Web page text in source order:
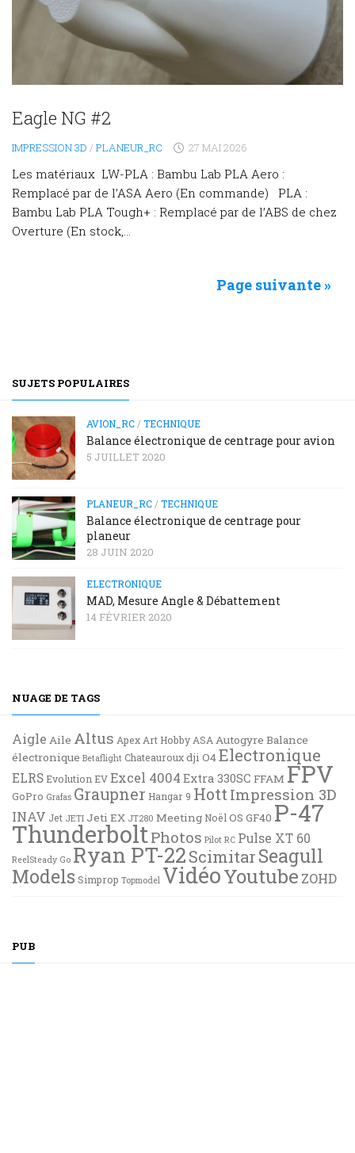
Eagle NG #2
IMPRESSION 3D /PLANEUR_RC 27 MAI 2026
Les matériaux LW-PLA : Bambu Lab PLA Aero :
Remplacé par de l’ASA Aero (En commande) PLA :
Bambu Lab PLA Tough+ : Remplacé par de l’ABS de chez
Overture (En stock,...
Page suivante »
SUJETS POPULAIRES
AVION_RC/TECHNIQUE
Balance électronique de centrage pour avion
5 JUILLET 2020
PLANEUR_RC/TECHNIQUE
Balance électronique de centrage pour
planeur
28 JUIN 2020
ELECTRONIQUE
MAD, Mesure Angle & Débattement
14 FÉVRIER 2020
NUAGE DE TAGS
Aigle Aile Altus ApexArt HobbyASAAutogyre Balance
électronique Betaflight Chateaurouxdji O4Electronique
ELRS Evolution EVExcel 4004 Extra 330SC FFAM FPV
GoPro Grafas Graupner Hangar 9 HottImpression 3D
INAV Jet JETI Jeti EX JT280 Meeting NoëlOS GF40 P-47
ThunderboltPhotos Pilot RC Pulse XT 60
ReelSteady Go Ryan PT-22ScimitarSeagull
ModelsSimprop Topmodel VidéoYoutube ZOHD
PUB